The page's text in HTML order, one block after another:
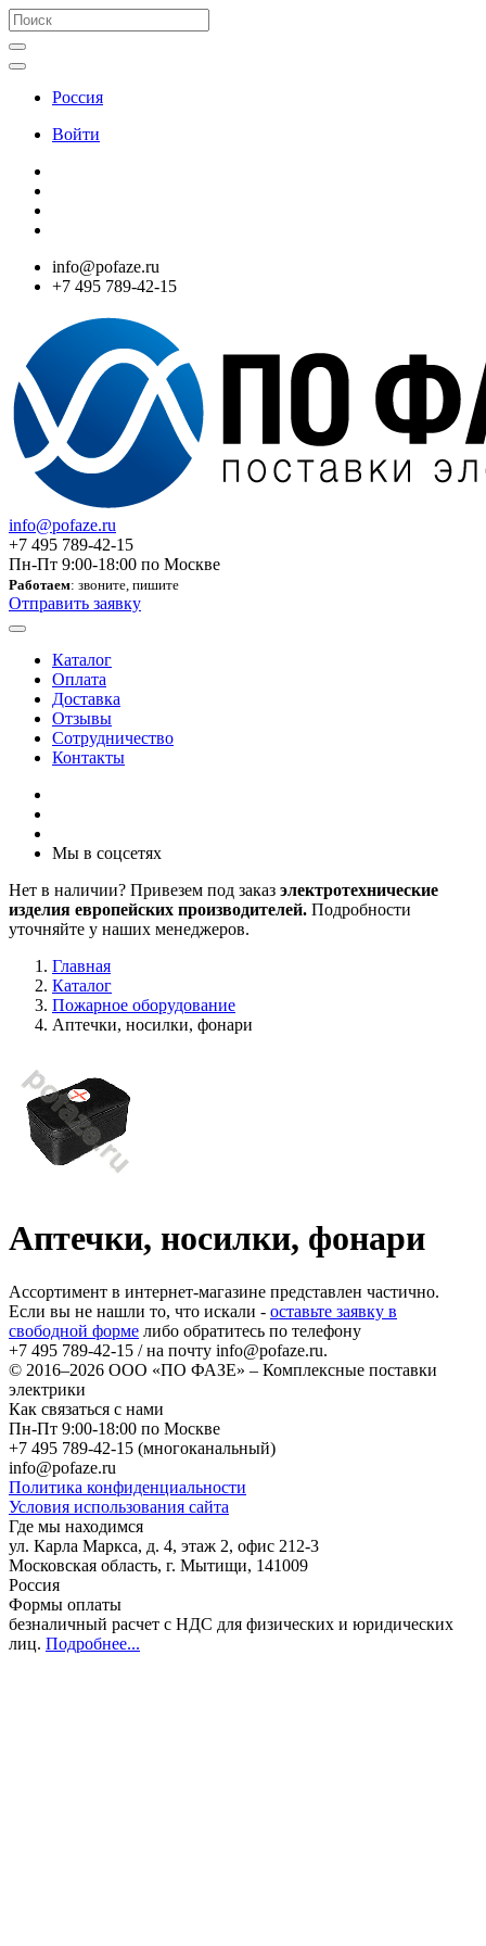
Россия
Войти
info@pofaze.ru
+7 495 789-42-15
info@pofaze.ru
+7 495 789-42-15
Пн-Пт 9:00-18:00 по Москве
Работаем: звоните, пишите
Отправить заявку
Каталог
Оплата
Доставка
Отзывы
Сотрудничество
Контакты
Мы в соцсетях
Нет в наличии? Привезем под заказ электротехнические
изделия европейских производителей. Подробности
уточняйте у наших менеджеров.
Главная
Каталог
Пожарное оборудование
Аптечки, носилки, фонари
Аптечки, носилки, фонари
Ассортимент в интернет-магазине представлен частично.
Если вы не нашли то, что искали - оставьте заявку в
свободной форме либо обратитесь по телефону
+7 495 789-42-15 / на почту info@pofaze.ru.
© 2016–2026 ООО «ПО ФАЗЕ» – Комплексные поставки
электрики
Как связаться с нами
Пн-Пт 9:00-18:00 по Москве
+7 495 789-42-15 (многоканальный)
info@pofaze.ru
Политика конфиденциальности
Условия использования сайта
Где мы находимся
ул. Карла Маркса, д. 4, этаж 2, офис 212-3
Московская область, г. Мытищи, 141009
Россия
Формы оплаты
безналичный расчет с НДС для физических и юридических
лиц. Подробнее...